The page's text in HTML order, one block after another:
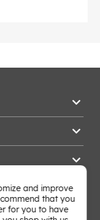
and improve
that you
for you to have